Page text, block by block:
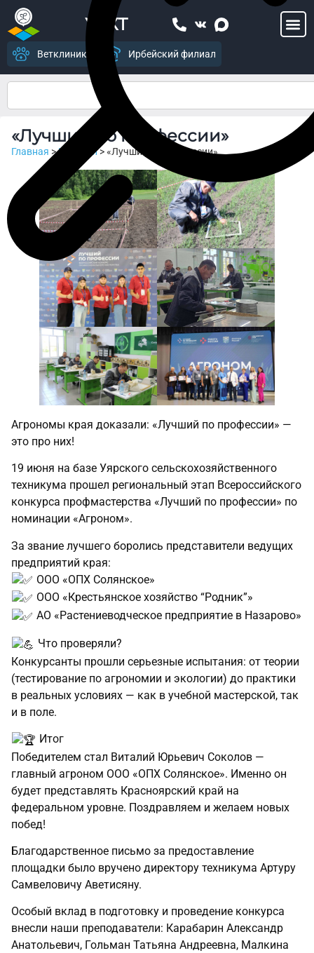
УСХТ
Ветклиника Ирбейский филиал
«Лучший по профессии»
Главная >Новости>«Лучший по профессии»
Агрономы края доказали: «Лучший по профессии» —
это про них!
19 июня на базе Уярского сельскохозяйственного
техникума прошел региональный этап Всероссийского
конкурса профмастерства «Лучший по профессии» по
номинации «Агроном».
За звание лучшего боролись представители ведущих
предприятий края:
ООО «ОПХ Солянское»
ООО «Крестьянское хозяйство “Родник”»
АО «Растениеводческое предприятие в Назарово»
Что проверяли?
Конкурсанты прошли серьезные испытания: от теории
(тестирование по агрономии и экологии) до практики
в реальных условиях — как в учебной мастерской, так
и в поле.
Итог
Победителем стал Виталий Юрьевич Соколов —
главный агроном ООО «ОПХ Солянское». Именно он
будет представлять Красноярский край на
федеральном уровне. Поздравляем и желаем новых
побед!
Благодарственное письмо за предоставление
площадки было вручено директору техникума Артуру
Самвеловичу Аветисяну.
Особый вклад в подготовку и проведение конкурса
внесли наши преподаватели: Карабарин Александр
Анатольевич, Гольман Татьяна Андреевна, Малкина